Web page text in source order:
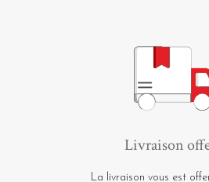
Livraison
La livraison vous est